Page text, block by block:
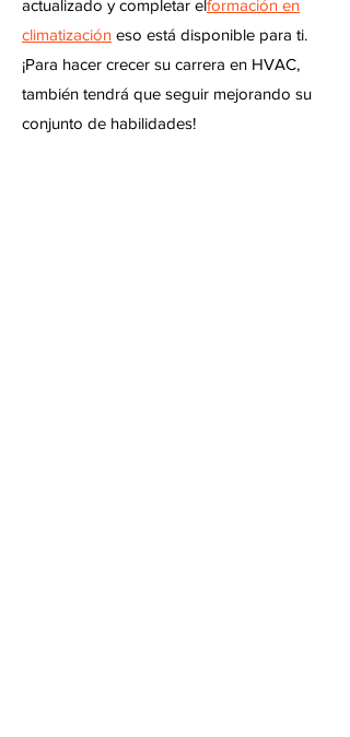
actualizado y completar elformación en
climatización eso está disponible para ti.
¡Para hacer crecer su carrera en HVAC,
también tendrá que seguir mejorando su
conjunto de habilidades!